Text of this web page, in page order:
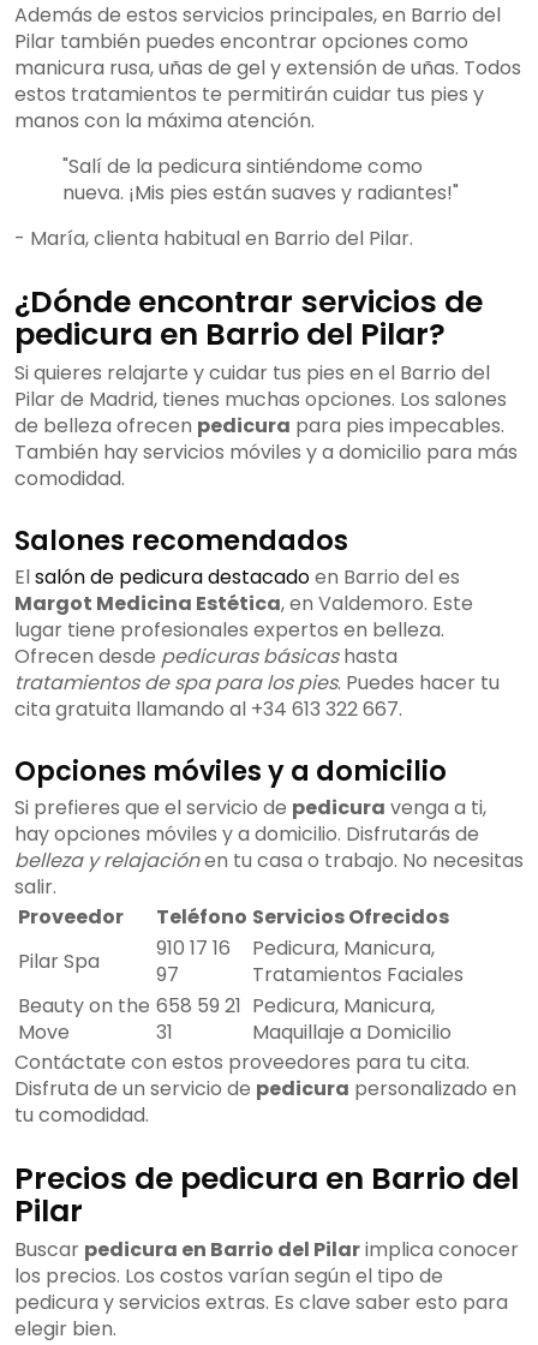
Además de estos servicios principales, en Barrio del
Pilar también puedes encontrar opciones como
manicura rusa, uñas de gel y extensión de uñas. Todos
estos tratamientos te permitirán cuidar tus pies y
manos con la máxima atención.
"Salí de la pedicura sintiéndome como
nueva. ¡Mis pies están suaves y radiantes!"
- María, clienta habitual en Barrio del Pilar.
¿Dónde encontrar servicios de
pedicura en Barrio del Pilar?
Si quieres relajarte y cuidar tus pies en el Barrio del
Pilar de Madrid, tienes muchas opciones. Los salones
de belleza ofrecen pedicura para pies impecables.
También hay servicios móviles y a domicilio para más
comodidad.
Salones recomendados
Elsalón de pedicura destacadoen Barrio del es
Margot Medicina Estética, en Valdemoro. Este
lugar tiene profesionales expertos en belleza.
Ofrecen desde pedicuras básicashasta
tratamientos de spa para los pies. Puedes hacer tu
cita gratuita llamando al +34 613 322 667.
Opciones móviles y a domicilio
Si prefieres que el servicio de pedicura venga a ti,
hay opciones móviles y a domicilio. Disfrutarás de
belleza y relajaciónen tu casa o trabajo. No necesitas
salir.
Proveedor
Teléfono Servicios Ofrecidos
Pilar Spa
910 17 16
97
Pedicura, Manicura,
Tratamientos Faciales
Beauty on the
Move
658 59 21
31
Pedicura, Manicura,
Maquillaje a Domicilio
Contáctate con estos proveedores para tu cita.
Disfruta de un servicio de pedicura personalizado en
tu comodidad.
Precios de pedicura en Barrio del
Pilar
Buscar pedicura en Barrio del Pilarimplica conocer
los precios. Los costos varían según el tipo de
pedicura y servicios extras. Es clave saber esto para
elegir bien.